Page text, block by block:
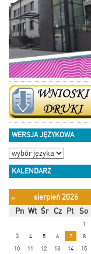
WERSJA JĘZYKOWA
KALENDARZ
« sierpień 2026
Pn Wt Śr Cz Pt So
1
3
4 5 6 7 8
10
11 12 13 14 15